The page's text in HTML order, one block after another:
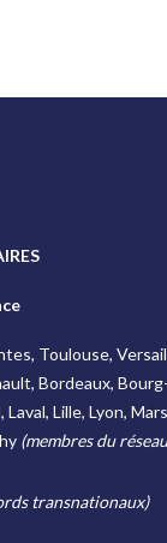
Toulouse,
Bordeaux,
Lille, Lyon,
(membres du
transnationaux)